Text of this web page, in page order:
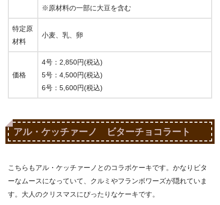
※原材料の一部に大豆を含む
特定原
材料
小麦、乳、卵
価格
4号： 2,850円(税込)
5号： 4,500円(税込)
6号： 5,600円(税込)
アル・ケッチァーノ ビターチョコラート
こちらもアル・ケッチァーノとのコラボケーキです。かなりビタ
ーなムースになっていて、クルミやフランボワーズが隠れていま
す。大人のクリスマスにぴったりなケーキです。